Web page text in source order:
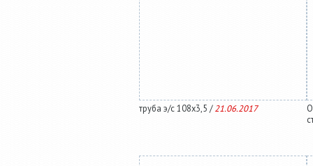
труба э/с 108х3,5 / 21.06.2017